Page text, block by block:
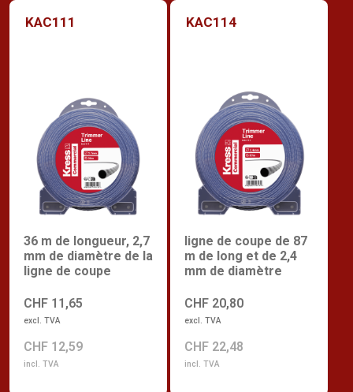
KAC111
36 m de longueur, 2,7
mm de diamètre de la
ligne de coupe
CHF 11,65
excl. TVA
CHF 12,59
incl. TVA
KAC114
ligne de coupe de 87
m de long et de 2,4
mm de diamètre
CHF 20,80
excl. TVA
CHF 22,48
incl. TVA